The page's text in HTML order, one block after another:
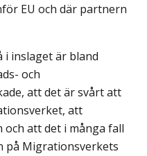
EU och där partnern
i inslaget är bland
och
att det är svårt att
att
att det i många fall
på Migrationsverkets